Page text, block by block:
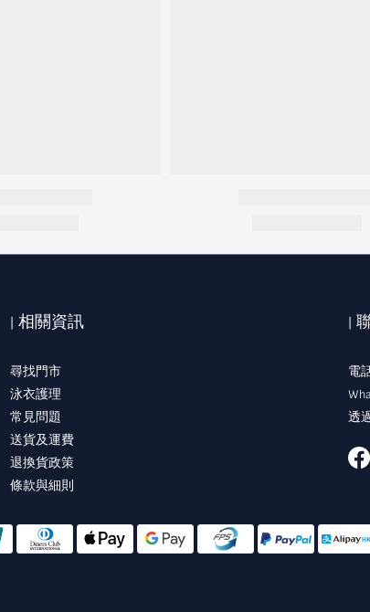
| 相關資訊
尋找門市
泳衣護理
常見問題
送貨及運費
退換貨政策
條款與細則
|
電
透